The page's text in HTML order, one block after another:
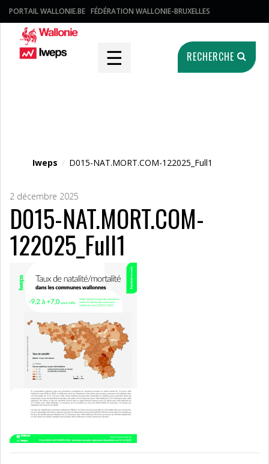
PORTAIL WALLONIE.BE FÉDÉRATION WALLONIE-BRUXELLES
☰ RECHERCHE
Iweps / D015-NAT.MORT.COM-122025_Full1
2 décembre 2025
D015-NAT.MORT.COM-
122025_Full1